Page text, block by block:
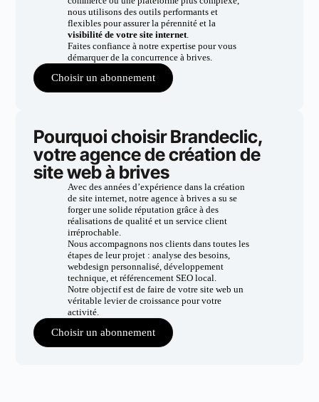
nous utilisons des outils performants et
flexibles pour assurer la pérennité et la
visibilité de votre site internet.
Faites confiance à notre expertise pour vous
démarquer de la concurrence à brives.
Choisir un abonnement
Pourquoi choisir Brandeclic,
votre agence de création de
site web à brives
Avec des années d’expérience dans la création
de site internet, notre agence à brives a su se
forger une solide réputation grâce à des
réalisations de qualité et un service client
irréprochable.
Nous accompagnons nos clients dans toutes les
étapes de leur projet : analyse des besoins,
webdesign personnalisé, développement
technique, et référencement SEO local.
Notre objectif est de faire de votre site web un
véritable levier de croissance pour votre
activité.
Choisir un abonnement